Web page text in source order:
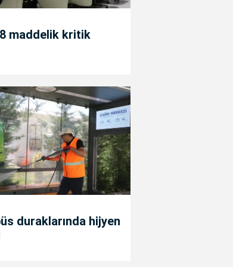
8 maddelik kritik
duraklarında hijyen